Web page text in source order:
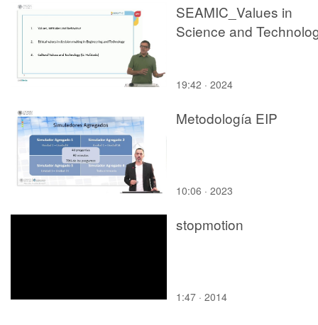
SEAMIC_Values in
Science and
19:42 · 2024
Metodología EIP
10:06 · 2023
stopmotion
1:47 · 2014